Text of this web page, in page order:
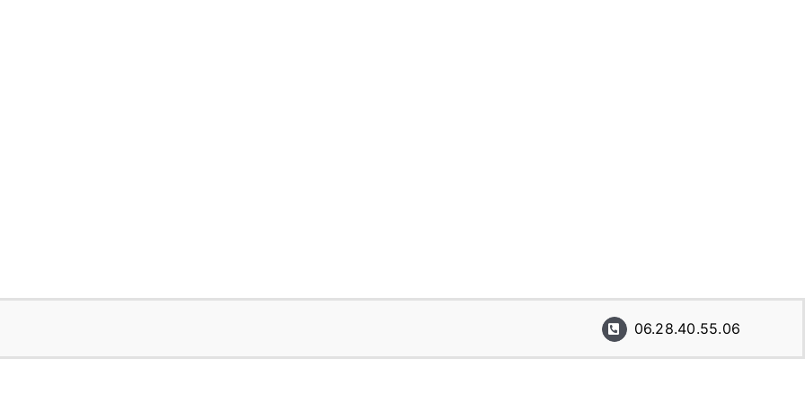
06.28.40.55.06